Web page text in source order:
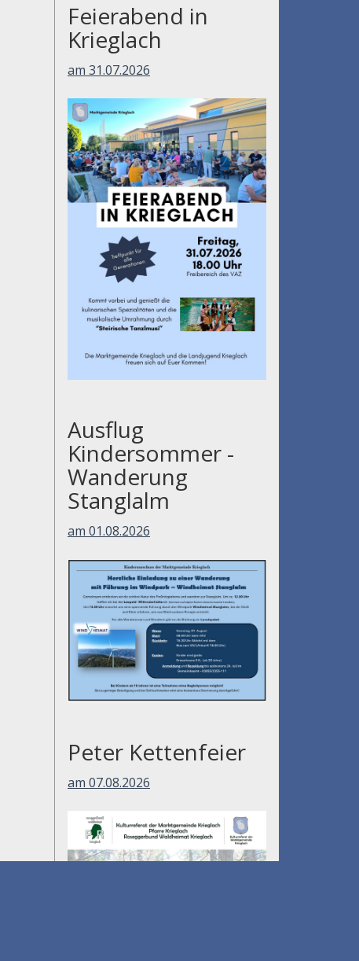
Feierabend in
Krieglach
am 31.07.2026
Ausflug
Kindersommer -
Wanderung
Stanglalm
am 01.08.2026
Peter Kettenfeier
am 07.08.2026